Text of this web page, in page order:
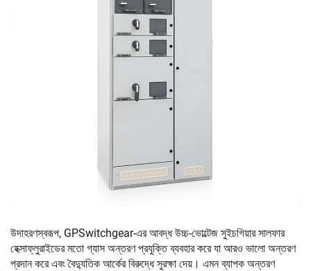
উদাহরণস্বরূপ, GPSwitchgear-এর আবদ্ধ উচ্চ-ভোল্টেজ সুইচগিয়ার সালফার
হেক্সাফ্লুরাইডের মতো গ্যাস অন্তরণ প্রযুক্তি ব্যবহার করে যা আরও ভালো অন্তরণ
প্রদান করে এবং বৈদ্যুতিক আর্কের বিরুদ্ধে সুরক্ষা দেয়। এমন ব্যাপক অন্তরণ